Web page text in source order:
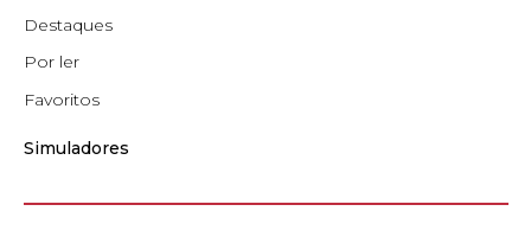
Destaques
Por ler
Favoritos
Simuladores